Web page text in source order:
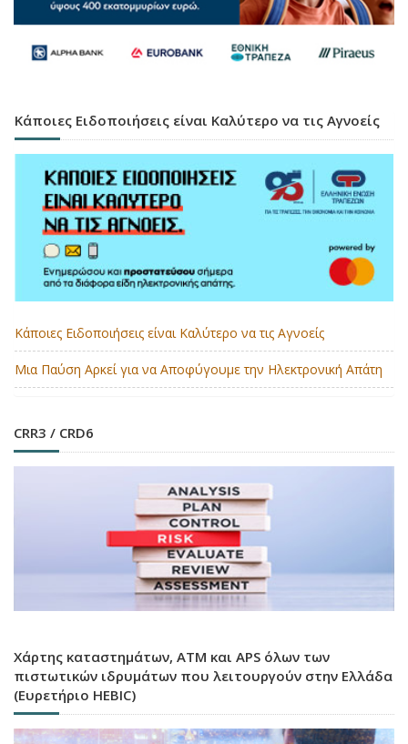
Κάποιες Ειδοποιήσεις είναι Καλύτερο να τις Αγνοείς
Κάποιες Ειδοποιήσεις είναι Καλύτερο να τις Αγνοείς
Μια Παύση Αρκεί για να Αποφύγουμε την Ηλεκτρονική Απάτη
CRR3 / CRD6
Χάρτης καταστημάτων, ATM και APS όλων των
πιστωτικών ιδρυμάτων που λειτουργούν στην Ελλάδα
(Ευρετήριο HEBIC)